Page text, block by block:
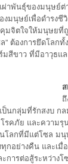
เผ่าพันธุ์ของมนุษย์ต่
มนุษย์เพื่อดำรง
จิตใจให้มนุษยที่
” ต้องการยึดโล
มสีขาว ที่มีอาวุธแ
ป็นกลุ่มที่รักสงบ
คภัย และความ
ลกที่มีแต่โซล ม
กอย่างคืน และเมื่อ
การต่อสู้ระหว่า